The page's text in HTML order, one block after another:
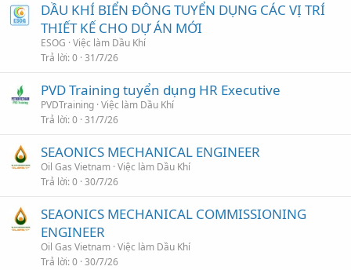
DẦU KHÍ BIỂN ĐÔNG TUYỂN DỤNG CÁC VỊ TRÍ
THIẾT KẾ CHO DỰ ÁN MỚI
ESOG Việc làm Dầu Khí
Trả lời 0 31/7/26
PVD Training tuyển dụng HR Executive
PVDTraining Việc làm Dầu Khí
Trả lời 0 31/7/26
SEAONICS MECHANICAL ENGINEER
Oil Gas Vietnam Việc làm Dầu Khí
Trả lời 0 30/7/26
SEAONICS MECHANICAL COMMISSIONING
ENGINEER
Oil Gas Vietnam Việc làm Dầu Khí
Trả lời 0 30/7/26